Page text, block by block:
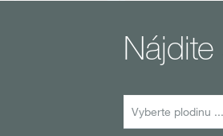
Vyberte plodinu ...